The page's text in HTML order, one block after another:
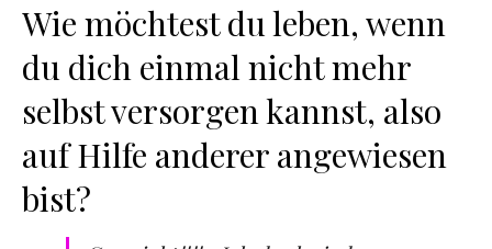
Wie möchtest du leben, wenn
du dich einmal nicht mehr
selbst versorgen kannst, also
auf Hilfe anderer angewiesen
bist?